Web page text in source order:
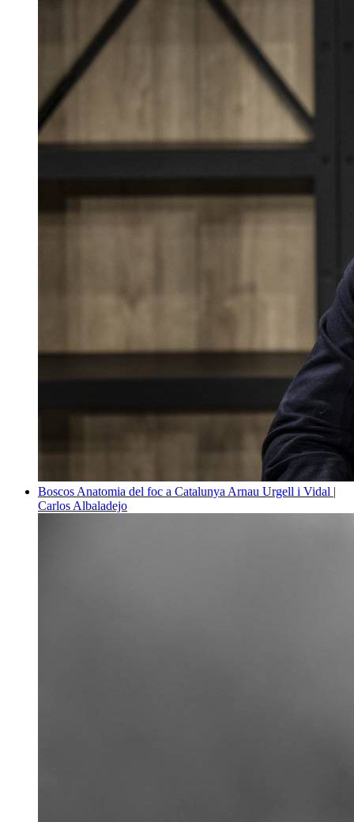
Boscos Anatomia del foc a Catalunya Arnau Urgell i Vidal |
Carlos Albaladejo